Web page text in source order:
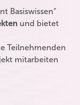
Basiswissen“
und bietet
Teilnehmenden
mitarbeiten